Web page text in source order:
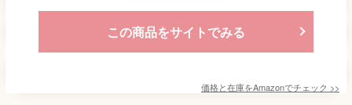
この商品をサイトでみる
価格と在庫をAmazonでチェック >>